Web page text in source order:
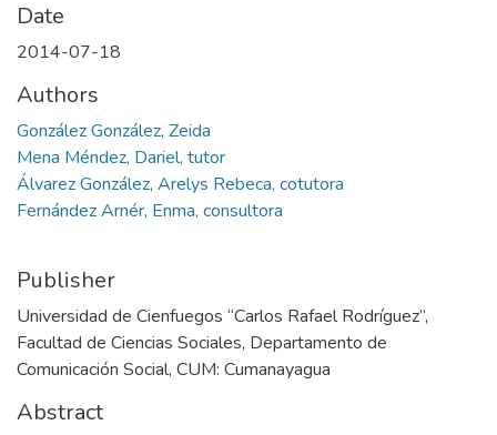
Date
2014-07-18
Authors
González González, Zeida
Mena Méndez, Dariel, tutor
Álvarez González, Arelys Rebeca, cotutora
Fernández Arnér, Enma, consultora
Publisher
Universidad de Cienfuegos “Carlos Rafael Rodríguez”,
Facultad de Ciencias Sociales, Departamento de
Comunicación Social, CUM: Cumanayagua
Abstract